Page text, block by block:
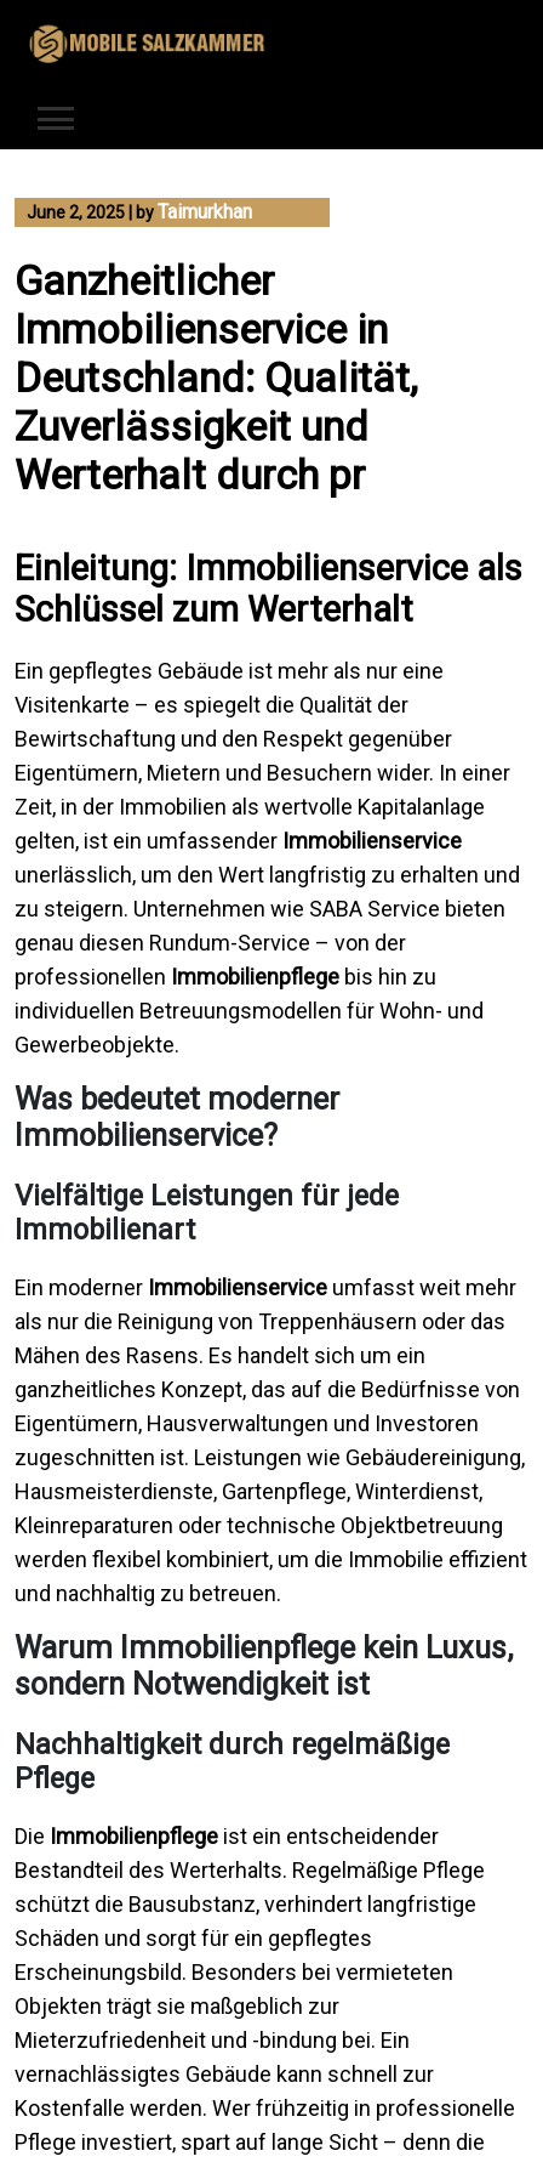
content
June 2, 2025 byTaimurkhan
Ganzheitlicher
Immobilienservice in
Deutschland: Qualität,
Zuverlässigkeit und
Werterhalt durch pr
Einleitung: Immobilienservice als
Schlüssel zum Werterhalt
Ein gepflegtes Gebäude ist mehr als nur eine
Visitenkarte – es spiegelt die Qualität der
Bewirtschaftung und den Respekt gegenüber
Eigentümern, Mietern und Besuchern wider. In einer
Zeit, in der Immobilien als wertvolle Kapitalanlage
gelten, ist ein umfassender Immobilienservice
unerlässlich, um den Wert langfristig zu erhalten und
zu steigern. Unternehmen wie SABA Service bieten
genau diesen Rundum-Service – von der
professionellen Immobilienpflege bis hin zu
individuellen Betreuungsmodellen für Wohn- und
Gewerbeobjekte.
Was bedeutet moderner
Immobilienservice?
Vielfältige Leistungen für jede
Immobilienart
Ein moderner Immobilienservice umfasst weit mehr
als nur die Reinigung von Treppenhäusern oder das
Mähen des Rasens. Es handelt sich um ein
ganzheitliches Konzept, das auf die Bedürfnisse von
Eigentümern, Hausverwaltungen und Investoren
zugeschnitten ist. Leistungen wie Gebäudereinigung,
Hausmeisterdienste, Gartenpflege, Winterdienst,
Kleinreparaturen oder technische Objektbetreuung
werden flexibel kombiniert, um die Immobilie effizient
und nachhaltig zu betreuen.
Warum Immobilienpflege kein Luxus,
sondern Notwendigkeit ist
Nachhaltigkeit durch regelmäßige
Pflege
Die Immobilienpflege ist ein entscheidender
Bestandteil des Werterhalts. Regelmäßige Pflege
schützt die Bausubstanz, verhindert langfristige
Schäden und sorgt für ein gepflegtes
Erscheinungsbild. Besonders bei vermieteten
Objekten trägt sie maßgeblich zur
Mieterzufriedenheit und -bindung bei. Ein
vernachlässigtes Gebäude kann schnell zur
Kostenfalle werden. Wer frühzeitig in professionelle
Pflege investiert, spart auf lange Sicht – denn die